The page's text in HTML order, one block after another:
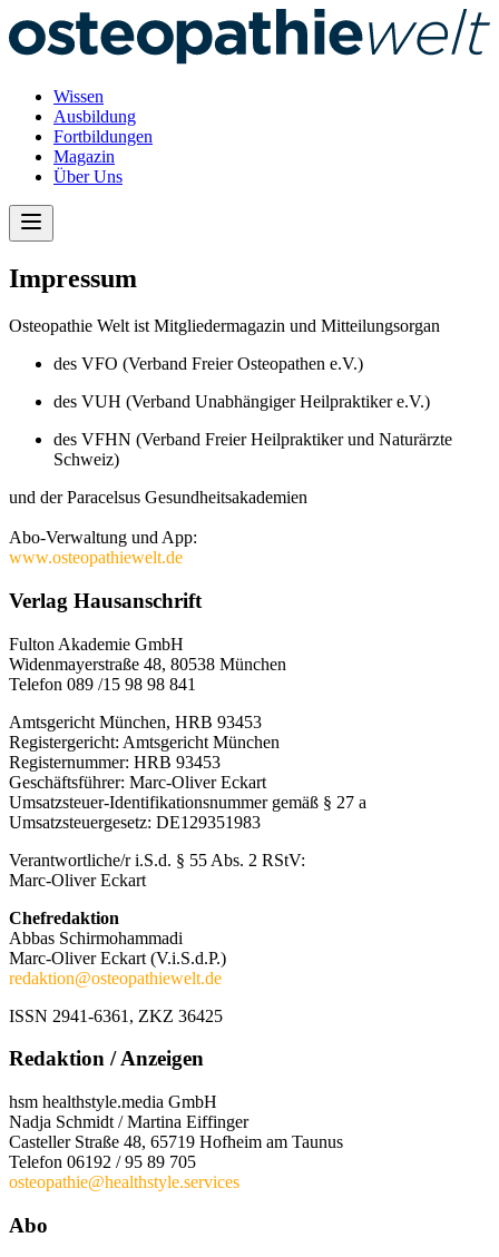
Wissen
Ausbildung
Fortbildungen
Magazin
Über Uns
Impressum
Osteopathie Welt ist Mitgliedermagazin und Mitteilungsorgan
des VFO (Verband Freier Osteopathen e.V.)
des VUH (Verband Unabhängiger Heilpraktiker e.V.)
des VFHN (Verband Freier Heilpraktiker und Naturärzte
Schweiz)
und der Paracelsus Gesundheitsakademien
Abo-Verwaltung und App:
www.osteopathiewelt.de
Verlag Hausanschrift
Fulton Akademie GmbH
Widenmayerstraße 48, 80538 München
Telefon 089 /15 98 98 841
Amtsgericht München, HRB 93453
Registergericht: Amtsgericht München
Registernummer: HRB 93453
Geschäftsführer: Marc-Oliver Eckart
Umsatzsteuer-Identifikationsnummer gemäß § 27 a
Umsatzsteuergesetz: DE129351983
Verantwortliche/r i.S.d. § 55 Abs. 2 RStV:
Marc-Oliver Eckart
Chefredaktion
Abbas Schirmohammadi
Marc-Oliver Eckart (V.i.S.d.P.)
redaktion@osteopathiewelt.de
ISSN 2941-6361, ZKZ 36425
Redaktion / Anzeigen
hsm healthstyle.media GmbH
Nadja Schmidt / Martina Eiffinger
Casteller Straße 48, 65719 Hofheim am Taunus
Telefon 06192 / 95 89 705
osteopathie@healthstyle.services
Abo